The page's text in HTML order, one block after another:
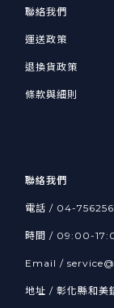
聯絡我們
運送政策
退換貨政策
條款與細則
聯絡我們
電話 / 04-
時間 / 09:00-
Email /
地址 / 彰化縣和美